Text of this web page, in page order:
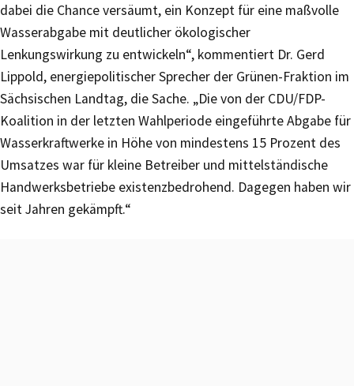
dabei die Chance versäumt, ein Konzept für eine maßvolle
Wasserabgabe mit deutlicher ökologischer
Lenkungswirkung zu entwickeln“, kommentiert Dr. Gerd
Lippold, energiepolitischer Sprecher der Grünen-Fraktion im
Sächsischen Landtag, die Sache. „Die von der CDU/FDP-
Koalition in der letzten Wahlperiode eingeführte Abgabe für
Wasserkraftwerke in Höhe von mindestens 15 Prozent des
Umsatzes war für kleine Betreiber und mittelständische
Handwerksbetriebe existenzbedrohend. Dagegen haben wir
seit Jahren gekämpft.“